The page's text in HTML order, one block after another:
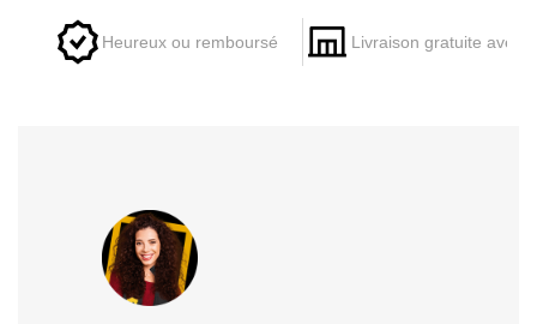
Heureux ou remboursé Livraison gratuite avec